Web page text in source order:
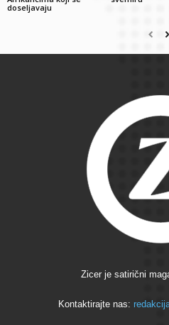
doseljavaju
Zicer je satirični
Kontaktirajte nas: